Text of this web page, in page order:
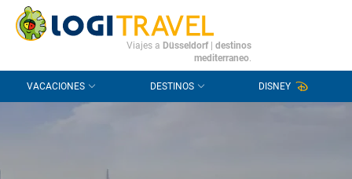
CONTACTO PREGUNTAS FRECUENTES
Viajes a Düsseldorf
destinos
mediterraneo.
VACACIONES DESTINOS DISNEY